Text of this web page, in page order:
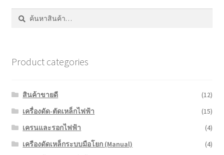
ค้นหา:
ค้นหา
Product categories
สินค้าขายดี
(12)
เครื่องดัด-ตัดเหล็กไฟฟ้า
(15)
เครนและรอกไฟฟ้า
(4)
เครืองดัดเหล็กระบบมือโยก (Manual)
(4)